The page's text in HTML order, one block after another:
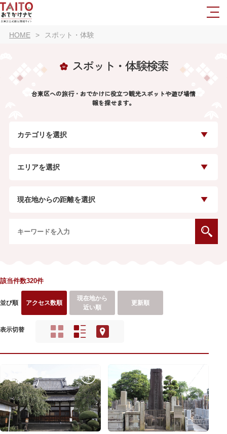
HOME スポット・体験
スポット・体験検索
台東区への旅行・おでかけに役立つ観光スポットや遊び場情
報を探せます。
カテゴリを選択
エリアを選択
現在地からの距離を選択
該当件数320件
並び順 アクセス数順
現在地から
近い順
更新順
表示切替